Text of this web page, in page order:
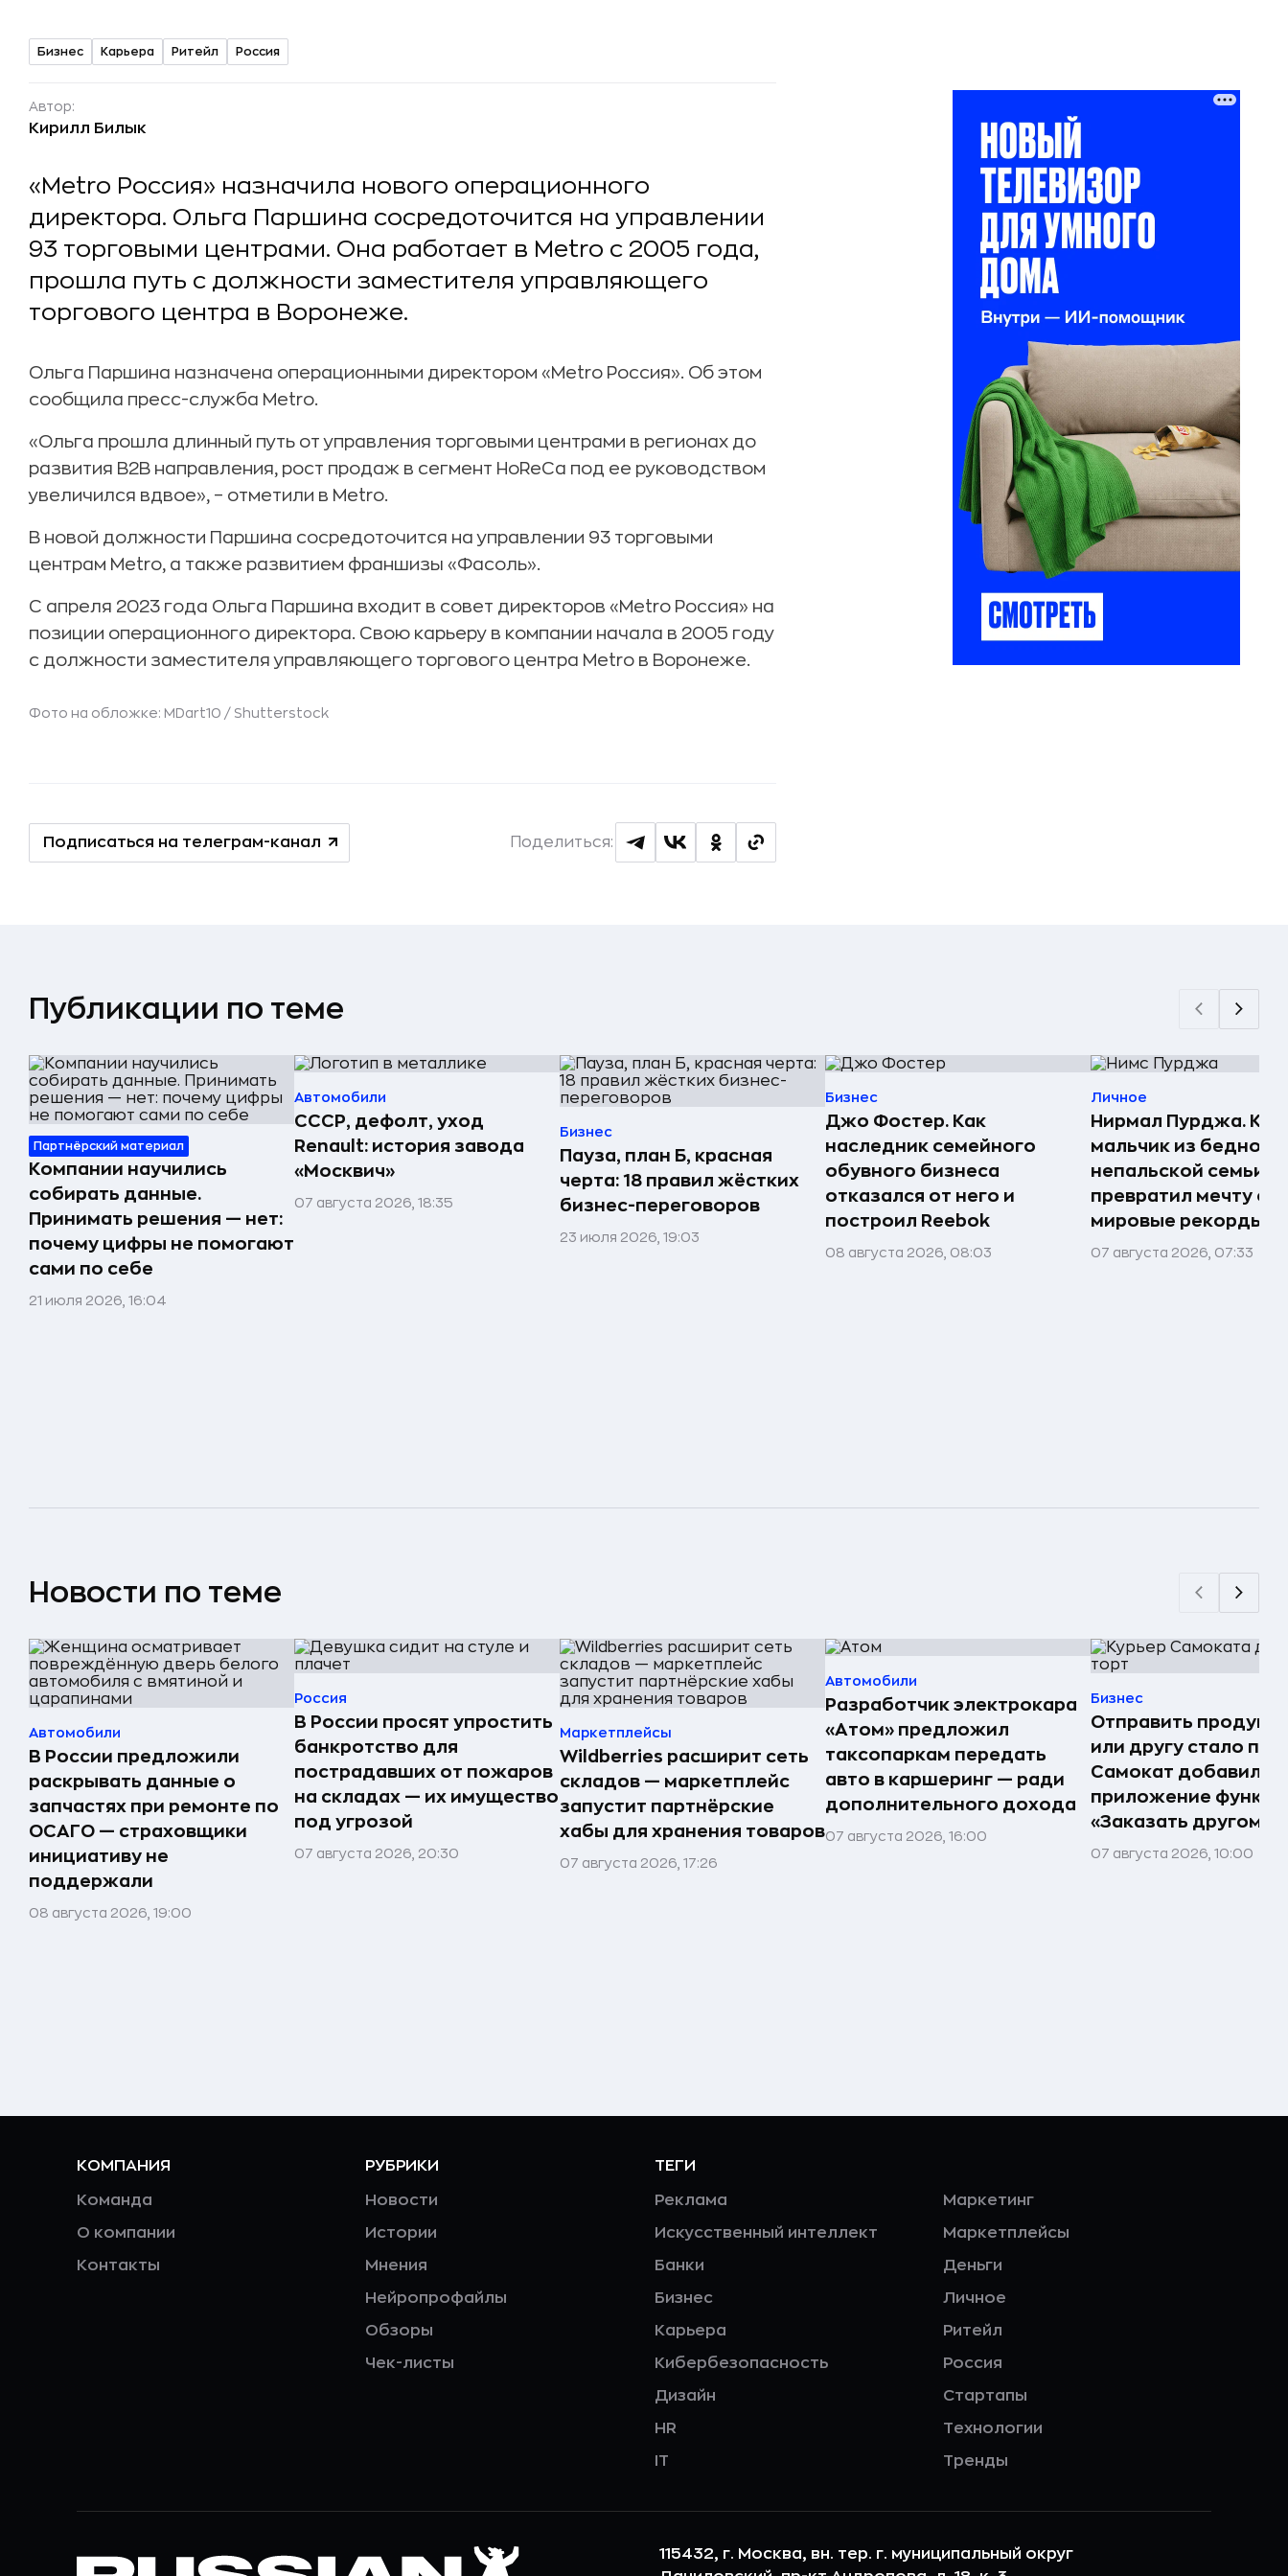
Бизнес Карьера Ритейл Россия
Автор:
Кирилл Билык
«Metro Россия» назначила нового операционного
директора. Ольга Паршина сосредоточится на управлении
93 торговыми центрами. Она работает в Metro с 2005 года,
прошла путь с должности заместителя управляющего
торгового центра в Воронеже.
Ольга Паршина назначена операционными директором «Metro Россия». Об этом
сообщила пресс-служба Metro.
«Ольга прошла длинный путь от управления торговыми центрами в регионах до
развития В2В направления, рост продаж в сегмент HoReCa под ее руководством
увеличился вдвое», – отметили в Metro.
В новой должности Паршина сосредоточится на управлении 93 торговыми
центрам Metro, а также развитием франшизы «Фасоль».
С апреля 2023 года Ольга Паршина входит в совет директоров «Metro Россия» на
позиции операционного директора. Свою карьеру в компании начала в 2005 году
с должности заместителя управляющего торгового центра Metro в Воронеже.
Фото на обложке: MDart10 / Shutterstock
Подписаться на телеграм-канал Поделиться:
Публикации по теме
Партнёрский материал
Компании научились
собирать данные.
Принимать решения — нет:
почему цифры не помогают
сами по себе
21 июля 2026, 16:04
Автомобили
СССР, дефолт, уход
Renault: история завода
«Москвич»
07 августа 2026, 18:35
Бизнес
Пауза, план Б, красная
черта: 18 правил жёстких
бизнес-переговоров
23 июля 2026, 19:03
Бизнес
Джо Фостер. Как
наследник семейного
обувного бизнеса
отказался от него и
построил Reebok
08 августа 2026, 08:03
Личное
Нирмал Пурджа. Как
мальчик из бедной
непальской семьи
превратил мечту о
мировые рекорды и
07 августа 2026, 07:33
Новости по теме
Автомобили
В России предложили
раскрывать данные о
запчастях при ремонте по
ОСАГО — страховщики
инициативу не
поддержали
08 августа 2026, 19:00
Россия
В России просят упростить
банкротство для
пострадавших от пожаров
на складах — их имущество
под угрозой
07 августа 2026, 20:30
Маркетплейсы
Wildberries расширит сеть
складов — маркетплейс
запустит партнёрские
хабы для хранения товаров
07 августа 2026, 17:26
Автомобили
Разработчик электрокара
«Атом» предложил
таксопаркам передать
авто в каршеринг — ради
дополнительного дохода
07 августа 2026, 16:00
Бизнес
Отправить
или другу стало
Самокат добавил в
приложение
«Заказать другому»
07 августа 2026, 10:00
КОМПАНИЯ
Команда
О компании
Контакты
РУБРИКИ
Новости
Истории
Мнения
Нейропрофайлы
Обзоры
Чек-листы
ТЕГИ
Реклама
Искусственный интеллект
Банки
Бизнес
Карьера
Кибербезопасность
Дизайн
HR
IT
Маркетинг
Маркетплейсы
Деньги
Личное
Ритейл
Россия
Стартапы
Технологии
Тренды
115432, г. Москва, вн. тер. г. муниципальный округ